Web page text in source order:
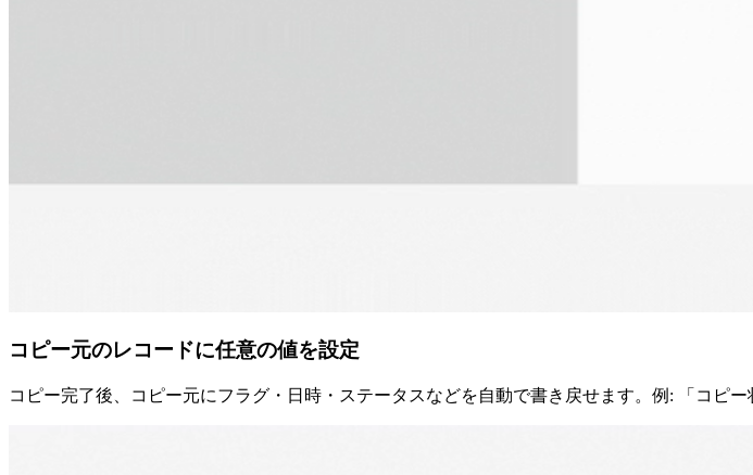
コピー元のレコードに任意の値を設定
コピー完了後、コピー元にフラグ・日時・ステータスなどを自動で書き戻せます。例: 「コピー